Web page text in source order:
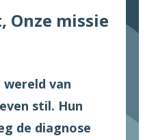
Onze missie
van
stil. Hun
de diagnose